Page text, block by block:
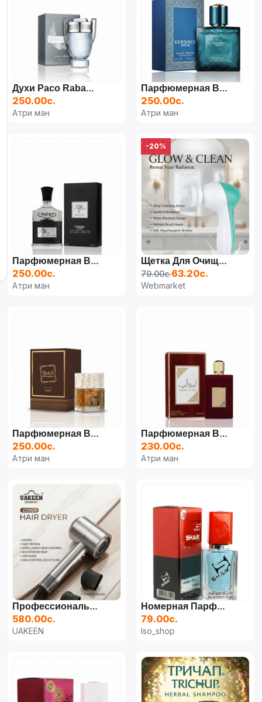
Духи Paco Rabanne Invictus Parfum, 100 Мл
250.00с.
Атри ман
Парфюмерная Вода Versace Eros, 100 Мл
250.00с.
Атри ман
Парфюмерная Вода Creed Aventus, 100 Мл
250.00с.
Атри ман
-20%
Щетка Для Очищения Лица
79.00с.63.20с.
Webmarket
Парфюмерная Вода Lattafa Khamrah Qahwa, 100 Мл
250.00с.
Атри ман
Парфюмерная Вода Ameerat Al Arab, 100 Мл
230.00с.
Атри ман
Профессиональный Фен UAKEEN ZZ009 (2800 Вт) С LCD-Дисплеем
580.00с.
UAKEEN
Номерная Парфюмерия Shaik Unisex 173 (50 Мл) — Восточный Нишевый Аромат
79.00с.
Iso_shop